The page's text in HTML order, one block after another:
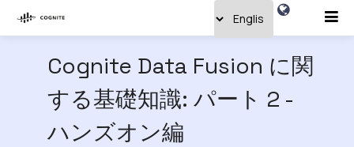
Cognite Data Fusion に関
する基礎知識: パート 2 -
ハンズオン編